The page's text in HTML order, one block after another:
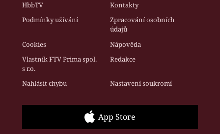
HbbTV
Kontakty
Podmínky užívání
Zpracování osobních
údajů
Cookies
Nápověda
Vlastník FTV Prima spol.
s r.o.
Redakce
Nahlásit chybu Nastavení soukromí
App Store